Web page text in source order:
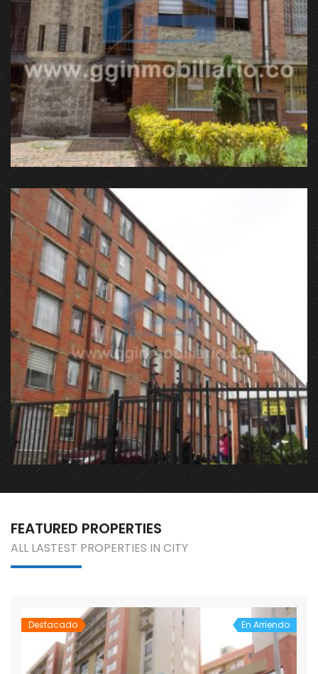
Calle 150c con 117 Bogotá
Calle 144 con 136A Bogotá
FEATURED PROPERTIES
ALL LASTEST PROPERTIES IN CITY
Destacado En Arriendo